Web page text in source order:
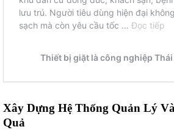
Xây Dựng Hệ Thống Quản Lý
Quả